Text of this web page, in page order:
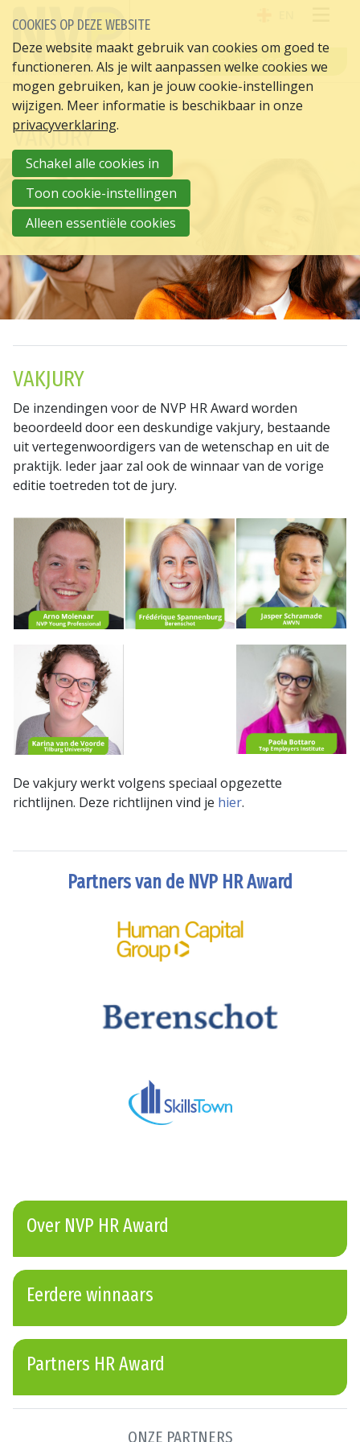
INLOGGEN
VAKJURY
VAKJURY
De inzendingen voor de NVP HR Award worden
beoordeeld door een deskundige vakjury, bestaande
uit vertegenwoordigers van de wetenschap en uit de
praktijk. Ieder jaar zal ook de winnaar van de vorige
editie toetreden tot de jury.
De vakjury werkt volgens speciaal opgezette
richtlijnen. Deze richtlijnen vind je hier.
Partners van de NVP HR Award
Over NVP HR Award
Eerdere winnaars
Partners HR Award
ONZE PARTNERS
COOKIES OP DEZE WEBSITE
Deze website maakt gebruik van cookies om goed te
functioneren. Als je wilt aanpassen welke cookies we
mogen gebruiken, kan je jouw cookie-instellingen
wijzigen. Meer informatie is beschikbaar in onze
privacyverklaring.
Schakel alle cookies in
Toon cookie-instellingen
Alleen essentiële cookies